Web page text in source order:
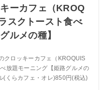
ーカフェ（KROQ
スクトースト食べ
ルメの種】
クロッキーカフェ（KROQUIS
放題モーニング【姫路グルメの
(くらカフェ・オレ)850円(税込)